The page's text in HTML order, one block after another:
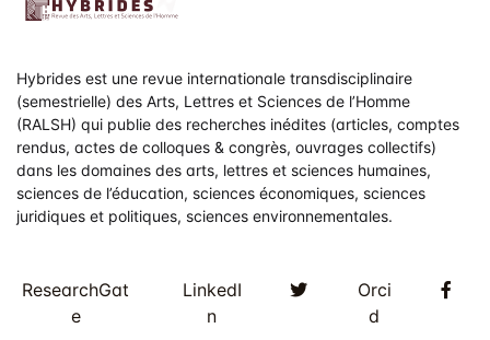
Hybrides est une revue internationale transdisciplinaire
(semestrielle) des Arts, Lettres et Sciences de l’Homme
(RALSH) qui publie des recherches inédites (articles, comptes
rendus, actes de colloques & congrès, ouvrages collectifs)
dans les domaines des arts, lettres et sciences humaines,
sciences de l’éducation, sciences économiques, sciences
juridiques et politiques, sciences environnementales.
ResearchGat
e
LinkedI
n
TwitterOrci
d